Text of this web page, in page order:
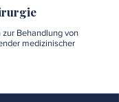
Behandlung von
medizinischer